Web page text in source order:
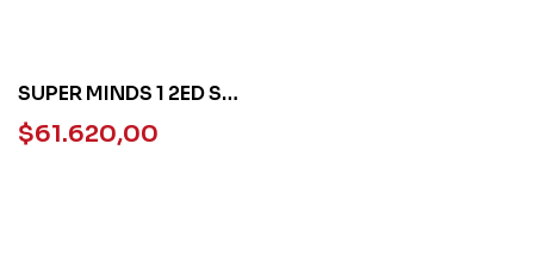
SUPER MINDS 1 2ED SB
WITH EBOOK
$61.620,00